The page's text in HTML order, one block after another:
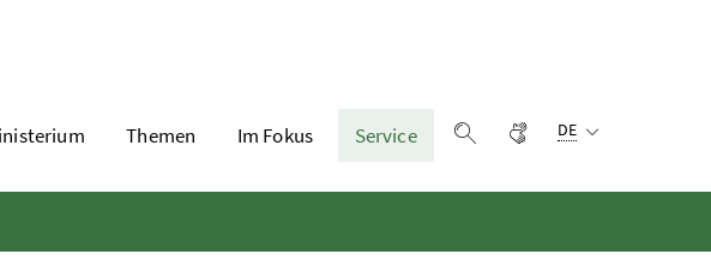
Themen Im Fokus
Service
Gebärdensprache
DE